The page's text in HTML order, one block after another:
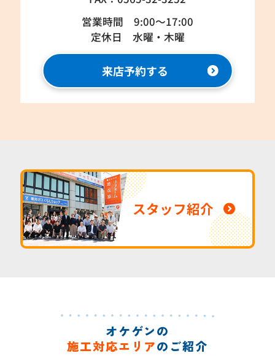
営業時間 9:00～17:00
定休日 水曜・木曜
来店予約する
スタッフ紹介
オケゲンの
施工対応エリアのご紹介